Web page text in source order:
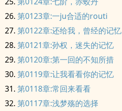
第0123章:一ju合适的routi
第0122章:还给我，曾经的记忆
第0121章:孙权，迷失的记忆
第0120章:第一回的不知所措
第0119章:让我看看你的记忆
第0118章:常回来看看
第0117章:浅梦殇的选择